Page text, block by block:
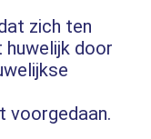
zich ten
huwelijk door
voorgedaan.